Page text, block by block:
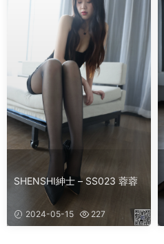
SHENSHI紳士 – SS023 蓉蓉
2024-05-15 227